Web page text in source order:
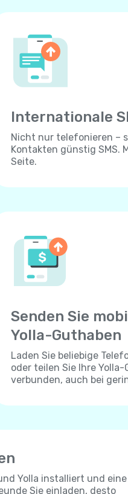
Internationale
Nicht nur telefonieren –
Kontakten günstig SMS.
Seite.
Senden Sie
Yolla-Guthaben
Laden Sie beliebige
oder teilen Sie Ihre
verbunden, auch bei
Yolla installiert und eine
Sie einladen, desto